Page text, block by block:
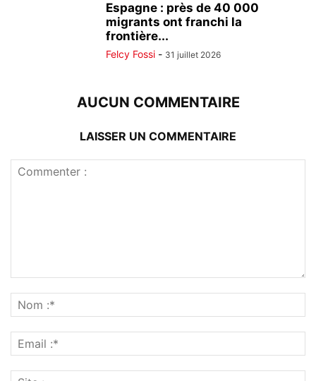
Espagne : près de 40 000
migrants ont franchi la
frontière...
Felcy Fossi - 31 juillet 2026
AUCUN COMMENTAIRE
LAISSER UN COMMENTAIRE